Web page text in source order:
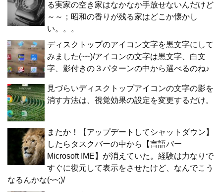
る実家の空き家はなかなか手放せないんだけど
～～；昭和の香りが残る家はどこか懐かし
い。。。
ディスクトップのアイコン文字を黒文字にして
みました(~~)/アイコンの文字は黒文字、白文
字、影付きの３パターンの中から選べるのね♪
見づらいディスクトップアイコンの文字の影を
消す方法は、視覚効果の設定を変更するだけ。
またか！【アップデートしてシャットダウン】
したらタスクバーの中から【言語バー
Microsoft IME】が消えていた。経験は力なりで
すぐに復元して表示をさせたけど、なんでこう
なるんかな(~~;)/